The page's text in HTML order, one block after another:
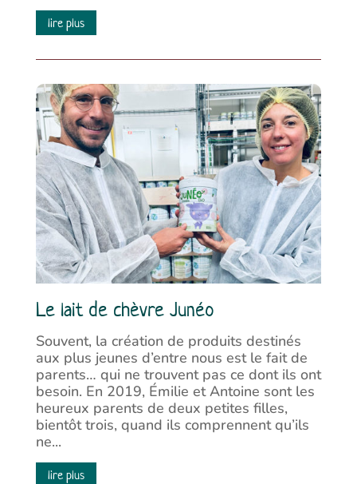
lire plus
Le lait de chèvre Junéo
Souvent, la création de produits destinés
aux plus jeunes d’entre nous est le fait de
parents… qui ne trouvent pas ce dont ils ont
besoin. En 2019, Émilie et Antoine sont les
heureux parents de deux petites filles,
bientôt trois, quand ils comprennent qu’ils
ne...
lire plus